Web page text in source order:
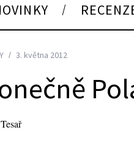
3. května 2012